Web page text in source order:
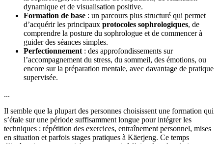
dynamique et de visualisation positive.
Formation de base : un parcours plus structuré qui permet
d’acquérir les principaux protocoles sophrologiques, de
comprendre la posture du sophrologue et de commencer à
guider des séances simples.
Perfectionnement : des approfondissements sur
l’accompagnement du stress, du sommeil, des émotions, ou
encore sur la préparation mentale, avec davantage de pratique
supervisée.
...
Il semble que la plupart des personnes choisissent une formation qui
s’étale sur une période suffisamment longue pour intégrer les
techniques : répétition des exercices, entraînement personnel, mises
en situation et parfois stages pratiques à Käerjeng. Ce temps